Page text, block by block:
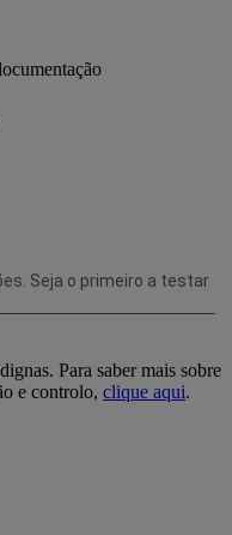
Para saber mais sobre
e controlo, clique aqui.